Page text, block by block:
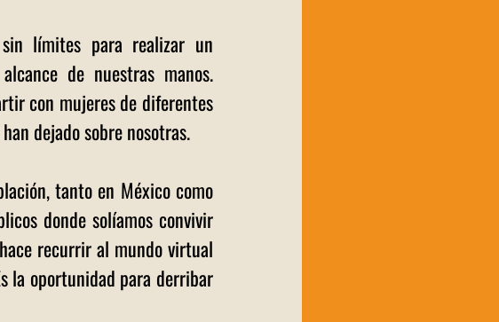
límites para realizar un
de nuestras manos.
con mujeres de diferentes
dejado sobre nosotras.
tanto en México como
donde solíamos convivir
recurrir al mundo virtual
la oportunidad para derribar